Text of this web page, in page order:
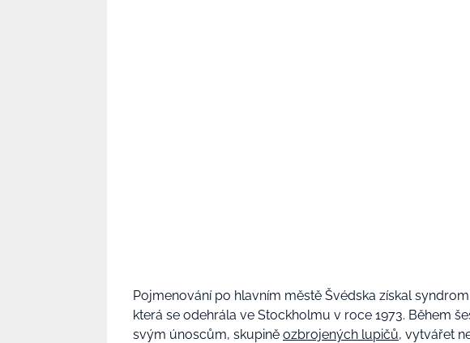
Pojmenování po hlavním městě Švédska získal
která se odehrála ve Stockholmu v roce 1973. Během
svým únoscům, skupině ozbrojených lupičů, vytvářet